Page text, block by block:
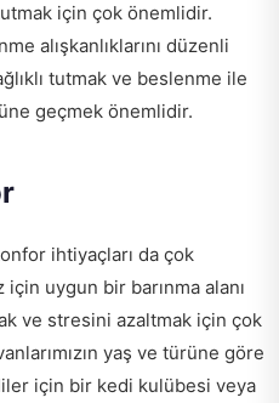
için çok önemlidir.
alışkanlıklarını düzenli
tutmak ve beslenme ile
geçmek önemlidir.
ihtiyaçları da çok
için uygun bir barınma alanı
ve stresini azaltmak için çok
yaş ve türüne göre
için bir kedi kulübesi veya